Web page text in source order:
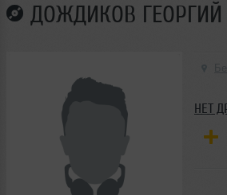
ДОЖДИКОВ
НЕТ